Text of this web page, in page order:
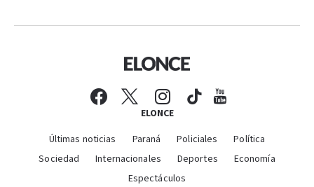
ELONCE
Últimas noticias Paraná Policiales
Política
Sociedad
Internacionales Deportes
Economía
Espectáculos